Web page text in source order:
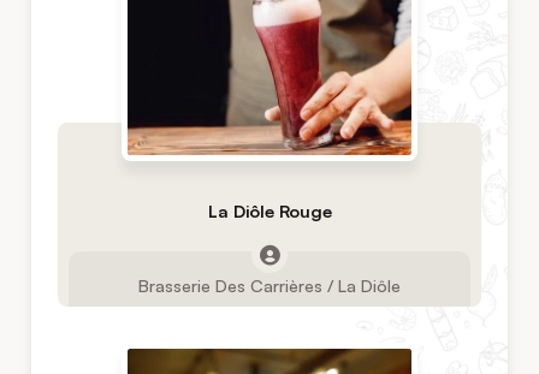
La Diôle Rouge
Brasserie Des Carrières / La Diôle